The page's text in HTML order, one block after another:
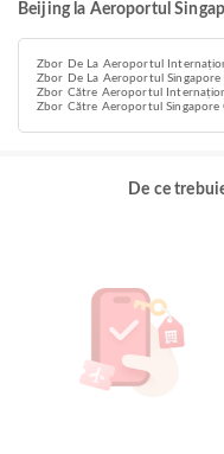
Beijing la Aeroportul
Zbor De La Aeroportul
Zbor De La Aeroportul Singapore
Zbor Către Aeroportul
Zbor Către Aeroportul Singapore
De ce